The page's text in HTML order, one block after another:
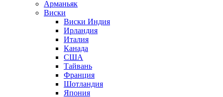
Арманьяк
Виски
Виски Индия
Ирландия
Италия
Канада
США
Тайвань
Франция
Шотландия
Япония